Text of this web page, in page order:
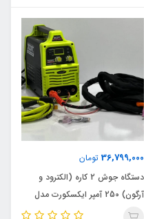
36,799,000 تومان
دستگاه جوش 2 کاره (الکترود و
آرگون) 250 آمپر ایکسکورت مدل
2K_250A